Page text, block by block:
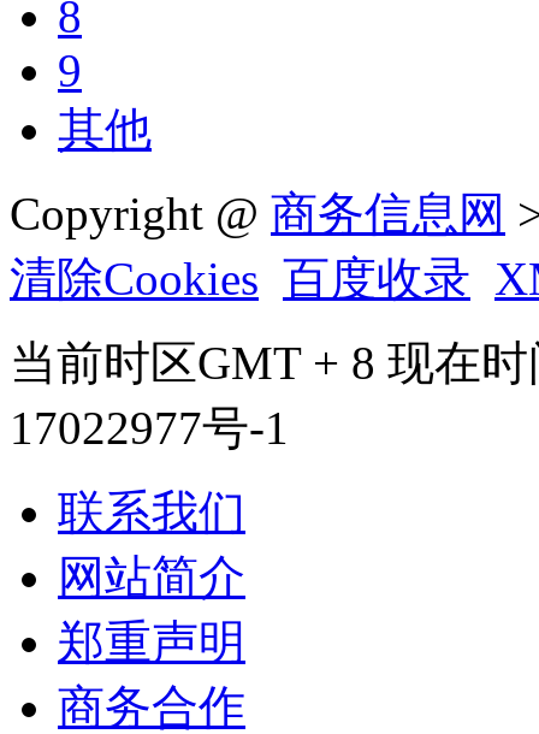
8
9
其他
Copyright @ 商务信息网
清除Cookies 百度收录
当前时区GMT + 8 现在
17022977号-1
联系我们
网站简介
郑重声明
商务合作